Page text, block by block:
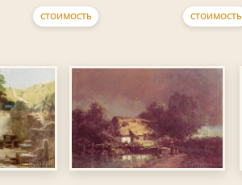
СТОИМОСТЬ СТОИМОСТЬ